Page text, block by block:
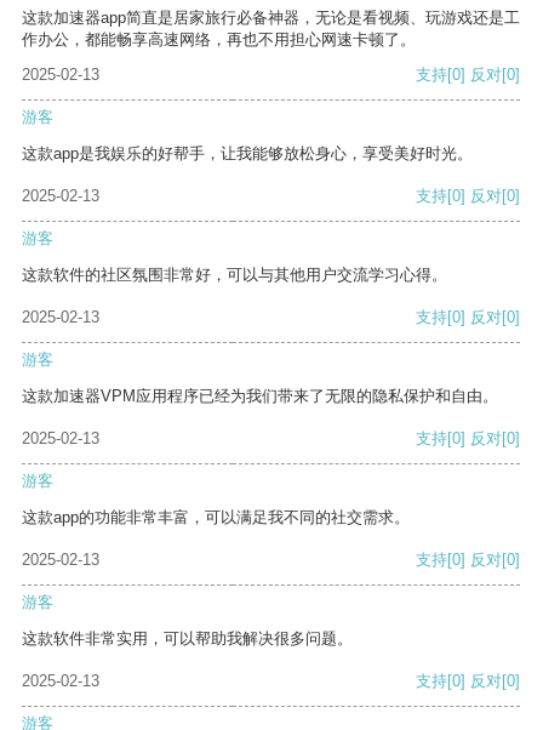
这款加速器app简直是居家旅行必备神器，无论是看视频、玩游戏还是工
作办公，都能畅享高速网络，再也不用担心网速卡顿了。
2025-02-13
支持[0] 反对[0]
游客
这款app是我娱乐的好帮手，让我能够放松身心，享受美好时光。
2025-02-13 支持[0] 反对[0]
游客
这款软件的社区氛围非常好，可以与其他用户交流学习心得。
2025-02-13 支持[0] 反对[0]
游客
这款加速器VPM应用程序已经为我们带来了无限的隐私保护和自由。
2025-02-13 支持[0] 反对[0]
游客
这款app的功能非常丰富，可以满足我不同的社交需求。
2025-02-13 支持[0] 反对[0]
游客
这款软件非常实用，可以帮助我解决很多问题。
2025-02-13 支持[0] 反对[0]
游客